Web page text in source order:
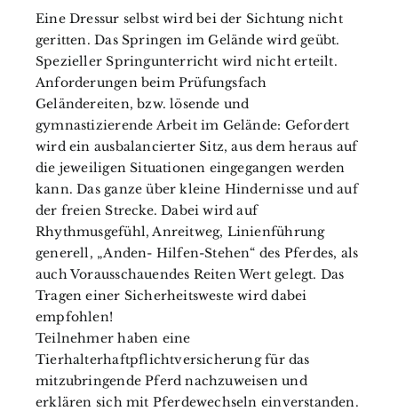
Eine Dressur selbst wird bei der Sichtung nicht
geritten. Das Springen im Gelände wird geübt.
Spezieller Springunterricht wird nicht erteilt.
Anforderungen beim Prüfungsfach
Geländereiten, bzw. lösende und
gymnastizierende Arbeit im Gelände: Gefordert
wird ein ausbalancierter Sitz, aus dem heraus auf
die jeweiligen Situationen eingegangen werden
kann. Das ganze über kleine Hindernisse und auf
der freien Strecke. Dabei wird auf
Rhythmusgefühl, Anreitweg, Linienführung
generell, „Anden- Hilfen-Stehen“ des Pferdes, als
auch Vorausschauendes Reiten Wert gelegt. Das
Tragen einer Sicherheitsweste wird dabei
empfohlen!
Teilnehmer haben eine
Tierhalterhaftpflichtversicherung für das
mitzubringende Pferd nachzuweisen und
erklären sich mit Pferdewechseln einverstanden.